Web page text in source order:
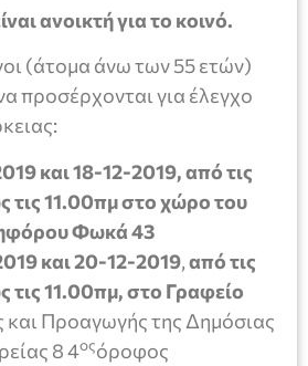
ανοικτή για το κοινό.
(άτομα άνω των 55 ετών)
προσέρχονται για έλεγχο
και 18-12-2019,από τις
τις 11.00πμστο χώρο του
Φωκά 43
και 20-12-2019,από τις
11.00πμ,στο Γραφείο
Προαγωγής της Δημόσιας
8 4οςόροφος